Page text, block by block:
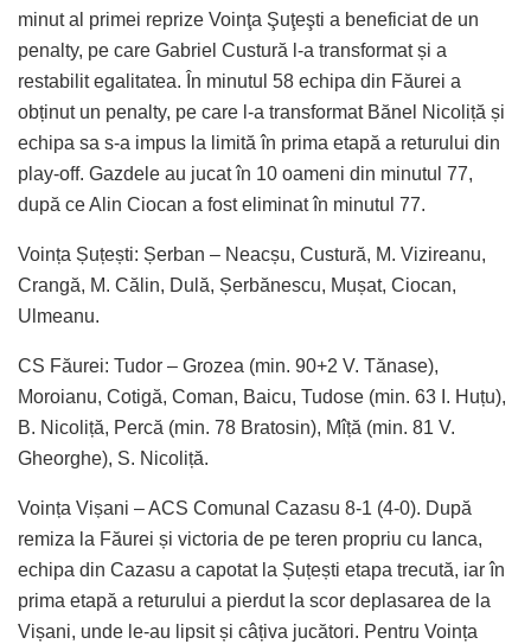
minut al primei reprize Voinţa Şuţeşti a beneficiat de un
penalty, pe care Gabriel Custură l-a transformat și a
restabilit egalitatea. În minutul 58 echipa din Făurei a
obținut un penalty, pe care l-a transformat Bănel Nicoliță și
echipa sa s-a impus la limită în prima etapă a returului din
play-off. Gazdele au jucat în 10 oameni din minutul 77,
după ce Alin Ciocan a fost eliminat în minutul 77.
Voința Șuțești: Șerban – Neacșu, Custură, M. Vizireanu,
Crangă, M. Călin, Dulă, Șerbănescu, Mușat, Ciocan,
Ulmeanu.
CS Făurei: Tudor – Grozea (min. 90+2 V. Tănase),
Moroianu, Cotigă, Coman, Baicu, Tudose (min. 63 I. Huțu),
B. Nicoliță, Percă (min. 78 Bratosin), Mîță (min. 81 V.
Gheorghe), S. Nicoliță.
Voința Vișani – ACS Comunal Cazasu 8-1 (4-0). După
remiza la Făurei și victoria de pe teren propriu cu Ianca,
echipa din Cazasu a capotat la Șuțești etapa trecută, iar în
prima etapă a returului a pierdut la scor deplasarea de la
Vișani, unde le-au lipsit și câțiva jucători. Pentru Voința